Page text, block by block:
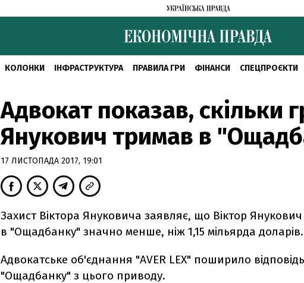
КОЛОНКИ ІНФРАСТРУКТУРА ПРАВИЛА ГРИ ФІНАНСИ СПЕЦПРОЄКТИ
Адвокат показав, скільки
Янукович тримав в
17 ЛИСТОПАДА 2017, 19:01
Захист Віктора Януковича заявляє, що Віктор
в "Ощадбанку" значно менше, ніж 1,15 мільярда доларів.
Адвокатське об'єднання "AVER LEX" поширило відповідь
"Ощадбанку" з цього приводу.